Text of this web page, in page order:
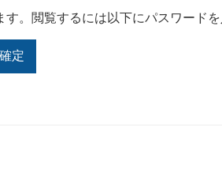
。閲覧するには以下にパスワードを